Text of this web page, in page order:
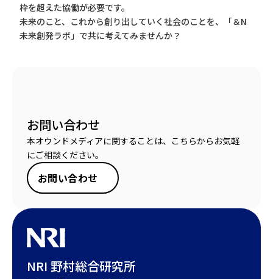
枠を超えた協働が必要です。
未来のこと、これから創り出していく社会のことを、「＆N
未来創発ラボ」で共に考えてみませんか？
お問い合わせ
本オウンドメディアに関することは、こちらからお気軽
にご相談ください。
お問い合わせ
NRI 野村総合研究所